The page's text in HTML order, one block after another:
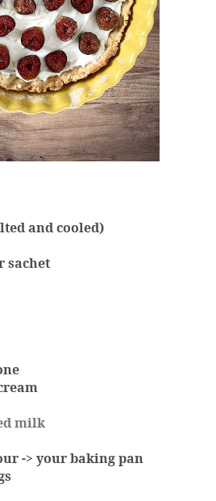
and cooled)
sachet
milk
-> your baking pan